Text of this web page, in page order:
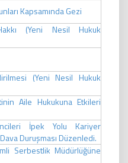
Kapsamında Gezi
(Yeni Nesil Hukuk
(Yeni Nesil Hukuk
Aile Hukukuna Etkileri
İpek Yolu Kariyer
Duruşması Düzenledi.
Serbestlik Müdürlüğüne